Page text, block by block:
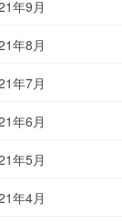
年9月
年8月
年7月
年6月
年5月
年4月